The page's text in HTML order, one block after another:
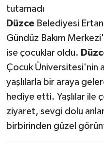
tutamadı
DüzceBelediyesi Ertan
Gündüz Bakım
ise çocuklar oldu.
Çocuk Üniversitesi'nin
yaşlılarla bir araya
hediye etti. Yaşlılar ile
ziyaret, sevgi dolu
birbirinden güzel